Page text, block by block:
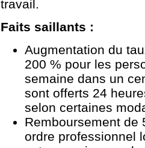
travail.
Faits saillants :
Augmentation du
200 % pour les
semaine dans un
sont offerts 24
selon certaines
Remboursement de
ordre professionnel